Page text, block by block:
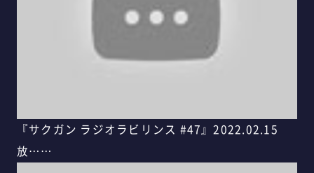
『サクガン ラジオラビリンス #47』2022.02.15
放……